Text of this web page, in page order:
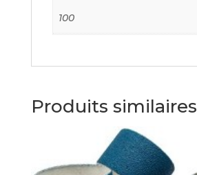
100
Produits similaires